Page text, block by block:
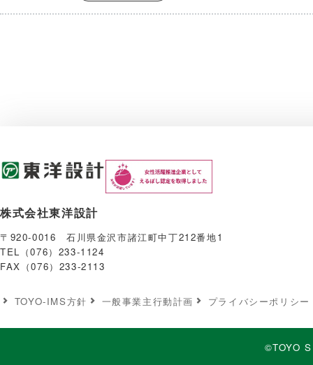
株式会社東洋設計
〒920-0016 石川県金沢市諸江町中丁212番地1
TEL（076）233-1124
FAX（076）233-2113
TOYO-IMS⽅針 ⼀般事業主⾏動計画 プライバシーポリシー
©TOYO